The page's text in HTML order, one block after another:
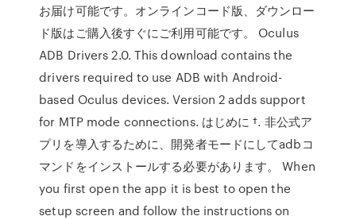
お届け可能です。オンラインコード版、ダウンロー
ド版はご購入後すぐにご利用可能です。 Oculus
ADB Drivers 2.0. This download contains the
drivers required to use ADB with Android-
based Oculus devices. Version 2 adds support
for MTP mode connections. はじめに †. 非公式ア
プリを導入するために、開発者モードにしてadbコ
マンドをインストールする必要があります。 When
you first open the app it is best to open the
setup screen and follow the instructions on